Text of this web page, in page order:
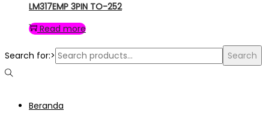
LM317EMP 3PIN TO-252
Read more
Search for:> Search
Beranda